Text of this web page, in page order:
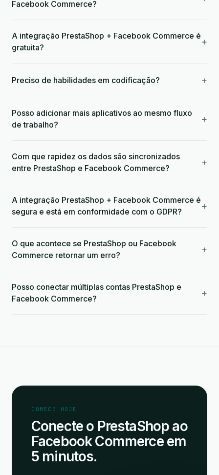
Facebook Commerce?
A integração PrestaShop + Facebook Commerce é
gratuita?
+
Preciso de habilidades em codificação? +
Posso adicionar mais aplicativos ao mesmo fluxo
de trabalho?
+
Com que rapidez os dados são sincronizados
entre PrestaShop e Facebook Commerce?
+
A integração PrestaShop + Facebook Commerce é
segura e está em conformidade com o GDPR?
+
O que acontece se PrestaShop ou Facebook
Commerce retornar um erro?
+
Posso conectar múltiplas contas PrestaShop e
Facebook Commerce?
+
COMECE HOJE
Conecte o PrestaShop ao
Facebook Commerce em
5 minutos.